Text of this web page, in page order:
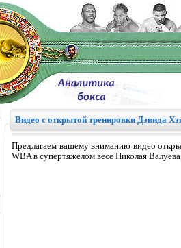
Видео с открытой тренировки Дэвида
Предлагаем вашему вниманию видео
WBA в супертяжелом весе Николая